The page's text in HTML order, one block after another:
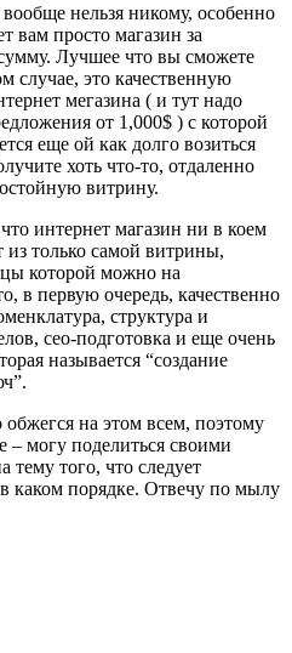
нельзя никому, особенно
вам просто магазин за
Лучшее что вы сможете
случае, это качественную
мегазина ( и тут надо
от 1,000$ ) с которой
еще ой как долго возиться
хоть что-то, отдаленно
витрину.
интернет магазин ни в коем
из только самой витрины,
которой можно на
в первую очередь, качественно
структура и
сео-подготовка и еще очень
называется “создание
на этом всем, поэтому
– могу поделиться своими
тему того, что следует
каком порядке. Отвечу по мылу